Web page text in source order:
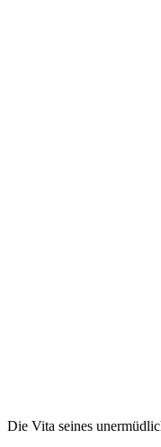
Die Vita sei­nes